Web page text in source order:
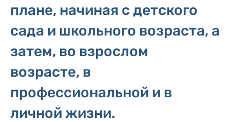
плане, начиная с детского
сада и школьного возраста, а
затем, во взрослом
возрасте, в
профессиональной и в
личной жизни.